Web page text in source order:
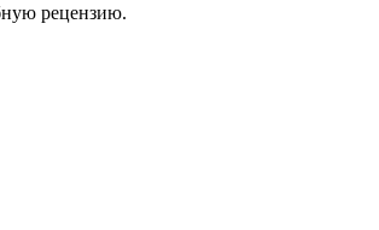
рецензию.